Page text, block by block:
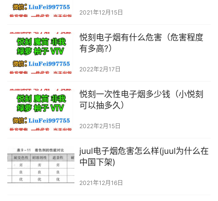
2021年12月15日
悦刻电子烟有什么危害（危害程度
有多高?）
2022年2月17日
悦刻一次性电子烟多少钱（小悦刻
可以抽多久）
2022年2月15日
juul电子烟危害怎么样(juul为什么在
中国下架)
2021年12月16日